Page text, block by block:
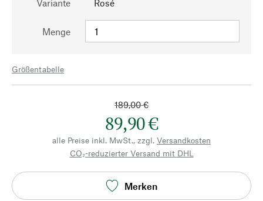
Variante Rosé
Menge
Größentabelle
189,00 €
89,90 €
alle Preise inkl. MwSt., zzgl. Versandkosten
CO₂-reduzierter Versand mit DHL
Merken